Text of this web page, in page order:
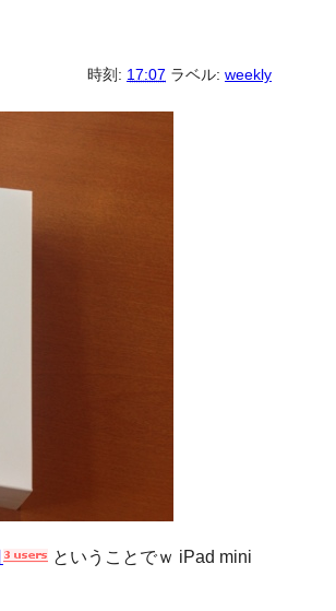
時刻: 17:07 ラベル: weekly
ということでｗ iPad mini